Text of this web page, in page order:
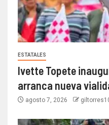
ESTATALES
Ivette Topete
arranca nueva
agosto 7, 2026